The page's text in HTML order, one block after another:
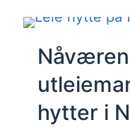
hytter i